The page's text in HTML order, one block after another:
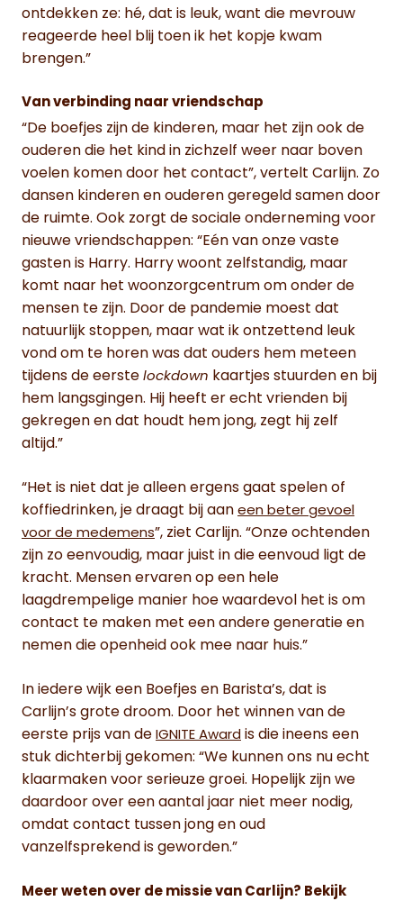
ontdekken ze: hé, dat is leuk, want die mevrouw
reageerde heel blij toen ik het kopje kwam
brengen.”
Van verbinding naar vriendschap
“De boefjes zijn de kinderen, maar het zijn ook de
ouderen die het kind in zichzelf weer naar boven
voelen komen door het contact”, vertelt Carlijn. Zo
dansen kinderen en ouderen geregeld samen door
de ruimte. Ook zorgt de sociale onderneming voor
nieuwe vriendschappen: “Eén van onze vaste
gasten is Harry. Harry woont zelfstandig, maar
komt naar het woonzorgcentrum om onder de
mensen te zijn. Door de pandemie moest dat
natuurlijk stoppen, maar wat ik ontzettend leuk
vond om te horen was dat ouders hem meteen
tijdens de eerste lockdown kaartjes stuurden en bij
hem langsgingen. Hij heeft er echt vrienden bij
gekregen en dat houdt hem jong, zegt hij zelf
altijd.”
“Het is niet dat je alleen ergens gaat spelen of
koffiedrinken, je draagt bij aan een beter gevoel
voor de medemens”, ziet Carlijn. “Onze ochtenden
zijn zo eenvoudig, maar juist in die eenvoud ligt de
kracht. Mensen ervaren op een hele
laagdrempelige manier hoe waardevol het is om
contact te maken met een andere generatie en
nemen die openheid ook mee naar huis.”
In iedere wijk een Boefjes en Barista’s, dat is
Carlijn’s grote droom. Door het winnen van de
eerste prijs van de IGNITE Award is die ineens een
stuk dichterbij gekomen: “We kunnen ons nu echt
klaarmaken voor serieuze groei. Hopelijk zijn we
daardoor over een aantal jaar niet meer nodig,
omdat contact tussen jong en oud
vanzelfsprekend is geworden.”
Meer weten over de missie van Carlijn? Bekijk